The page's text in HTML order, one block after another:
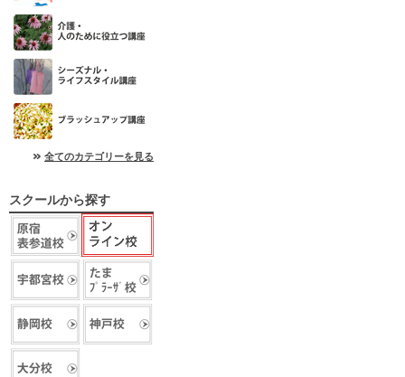
全てのカテゴリーを見る
スクールから探す